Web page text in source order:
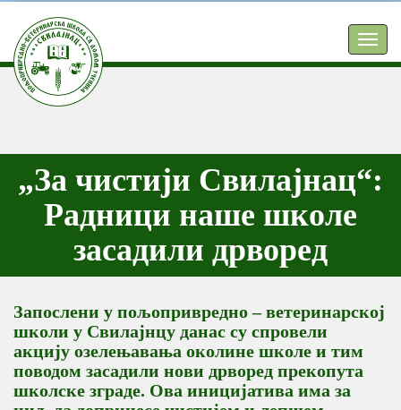
„За чистији Свилајнац“:
Радници наше школе
засадили дрворед
Запослени у пољопривредно – ветеринарској
школи у Свилајнцу данас су спровели
акцију озелењавања околине школе и тим
поводом засадили нови дрворед прекопута
школске зграде. Ова иницијатива има за